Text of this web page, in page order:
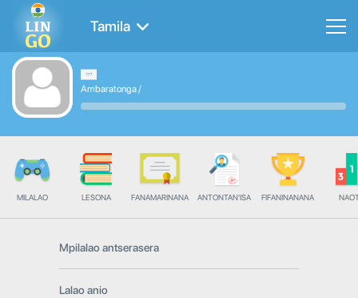
Tamila
Ambaratonga/
MILALAO LESONA FANAMARINANA ANTONTAN'ISA FIFANINANANA
Mpilalao antserasera
Lalao anio